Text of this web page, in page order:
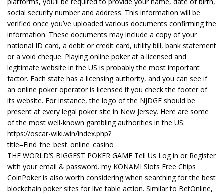
social security number and address. This information will be
verified once you’ve uploaded various documents confirming the
information. These documents may include a copy of your
national ID card, a debit or credit card, utility bill, bank statement
or a void cheque. Playing online poker at a licensed and
legitimate website in the US is probably the most important
factor. Each state has a licensing authority, and you can see if
an online poker operator is licensed if you check the footer of
its website. For instance, the logo of the NJDGE should be
present at every legal poker site in New Jersey. Here are some
of the most well-known gambling authorities in the US:
https://oscar-wiki.win/index.php?
title=Find_the_best_online_casino
THE WORLD’S BIGGEST POKER GAME Tell Us Log in or Register
with your email & password. my KONAMI Slots Free Chips
CoinPoker is also worth considering when searching for the best
blockchain poker sites for live table action. Similar to BetOnline,